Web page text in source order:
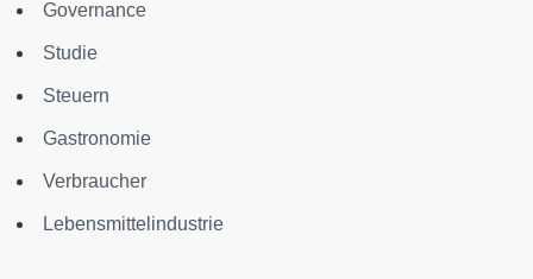
Governance
Studie
Steuern
Gastronomie
Verbraucher
Lebensmittelindustrie